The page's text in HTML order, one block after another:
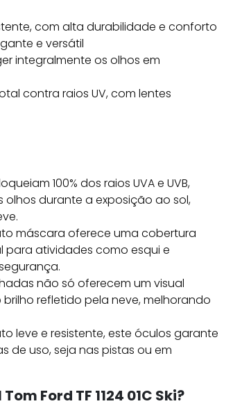
com alta durabilidade e conforto
e versátil
integralmente os olhos em
contra raios UV, com lentes
100% dos raios UVA e UVB,
durante a exposição ao sol,
máscara oferece uma cobertura
para atividades como esqui e
não só oferecem um visual
refletido pela neve, melhorando
leve e resistente, este óculos garante
de uso, seja nas pistas ou em
Ford TF 1124 01C Ski?